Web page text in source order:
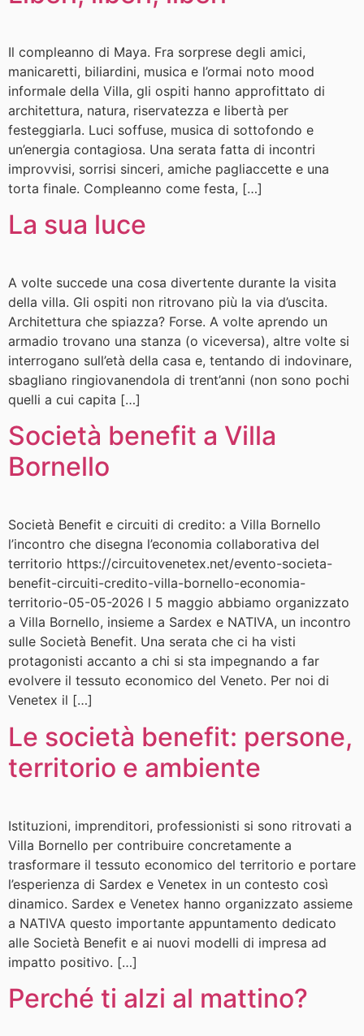
Il compleanno di Maya. Fra sorprese degli amici,
manicaretti, biliardini, musica e l’ormai noto mood
informale della Villa, gli ospiti hanno approfittato di
architettura, natura, riservatezza e libertà per
festeggiarla. Luci soffuse, musica di sottofondo e
un’energia contagiosa. Una serata fatta di incontri
improvvisi, sorrisi sinceri, amiche pagliaccette e una
torta finale. Compleanno come festa, […]
La sua luce
A volte succede una cosa divertente durante la visita
della villa. Gli ospiti non ritrovano più la via d’uscita.
Architettura che spiazza? Forse. A volte aprendo un
armadio trovano una stanza (o viceversa), altre volte si
interrogano sull’età della casa e, tentando di indovinare,
sbagliano ringiovanendola di trent’anni (non sono pochi
quelli a cui capita […]
Società benefit a Villa
Bornello
Società Benefit e circuiti di credito: a Villa Bornello
l’incontro che disegna l’economia collaborativa del
territorio https://circuitovenetex.net/evento-societa-
benefit-circuiti-credito-villa-bornello-economia-
territorio-05-05-2026 l 5 maggio abbiamo organizzato
a Villa Bornello, insieme a Sardex e NATIVA, un incontro
sulle Società Benefit. Una serata che ci ha visti
protagonisti accanto a chi si sta impegnando a far
evolvere il tessuto economico del Veneto. Per noi di
Venetex il […]
Le società benefit: persone,
territorio e ambiente
Istituzioni, imprenditori, professionisti si sono ritrovati a
Villa Bornello per contribuire concretamente a
trasformare il tessuto economico del territorio e portare
l’esperienza di Sardex e Venetex in un contesto così
dinamico. Sardex e Venetex hanno organizzato assieme
a NATIVA questo importante appuntamento dedicato
alle Società Benefit e ai nuovi modelli di impresa ad
impatto positivo. […]
Perché ti alzi al mattino?